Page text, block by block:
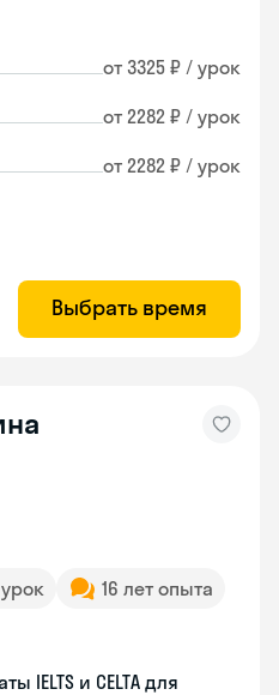
от 3325 ₽ / урок
от 2282 ₽ / урок
от 2282 ₽ / урок
Выбрать время
16 лет опыта
IELTS и CELTA для